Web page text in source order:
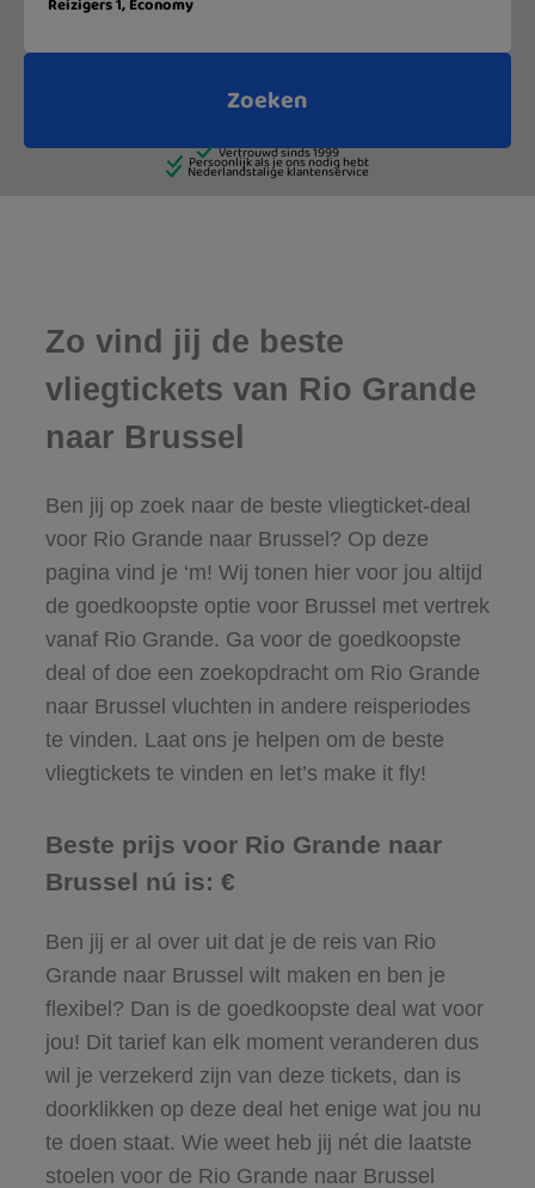
Zo vind jij de beste
vliegtickets van Rio Grande
naar Brussel
Ben jij op zoek naar de beste vliegticket-deal
voor Rio Grande naar Brussel? Op deze
pagina vind je ‘m! Wij tonen hier voor jou altijd
de goedkoopste optie voor Brussel met vertrek
vanaf Rio Grande. Ga voor de goedkoopste
deal of doe een zoekopdracht om Rio Grande
naar Brussel vluchten in andere reisperiodes
te vinden. Laat ons je helpen om de beste
vliegtickets te vinden en let’s make it fly!
Beste prijs voor Rio Grande naar
Brussel nú is: €
Ben jij er al over uit dat je de reis van Rio
Grande naar Brussel wilt maken en ben je
flexibel? Dan is de goedkoopste deal wat voor
jou! Dit tarief kan elk moment veranderen dus
wil je verzekerd zijn van deze tickets, dan is
doorklikken op deze deal het enige wat jou nu
te doen staat. Wie weet heb jij nét die laatste
stoelen voor de Rio Grande naar Brussel